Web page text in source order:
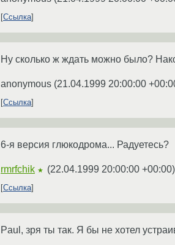
Ссылка
Ну сколько ж ждать можно было?
anonymous (21.04.1999 20:00:00
Ссылка
6-я версия глюкодрома... Радуетесь?
rmrfchik ★ (22.04.1999 20:00:00 +00:00)
Ссылка
Paul, зря ты так. Я бы не хотел